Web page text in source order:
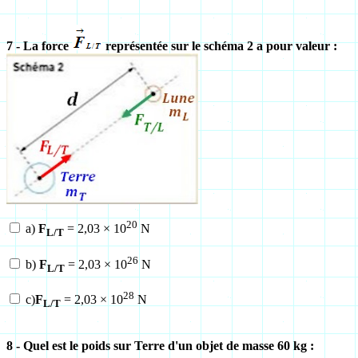
7 - La force représentée sur le schéma 2 a pour valeur :
a) FL/T = 2,03 × 1020 N
b) FL/T = 2,03 × 1026 N
c)FL/T = 2,03 × 1028N
8 - Quel est le poids sur Terre d'un objet de masse 60 kg :